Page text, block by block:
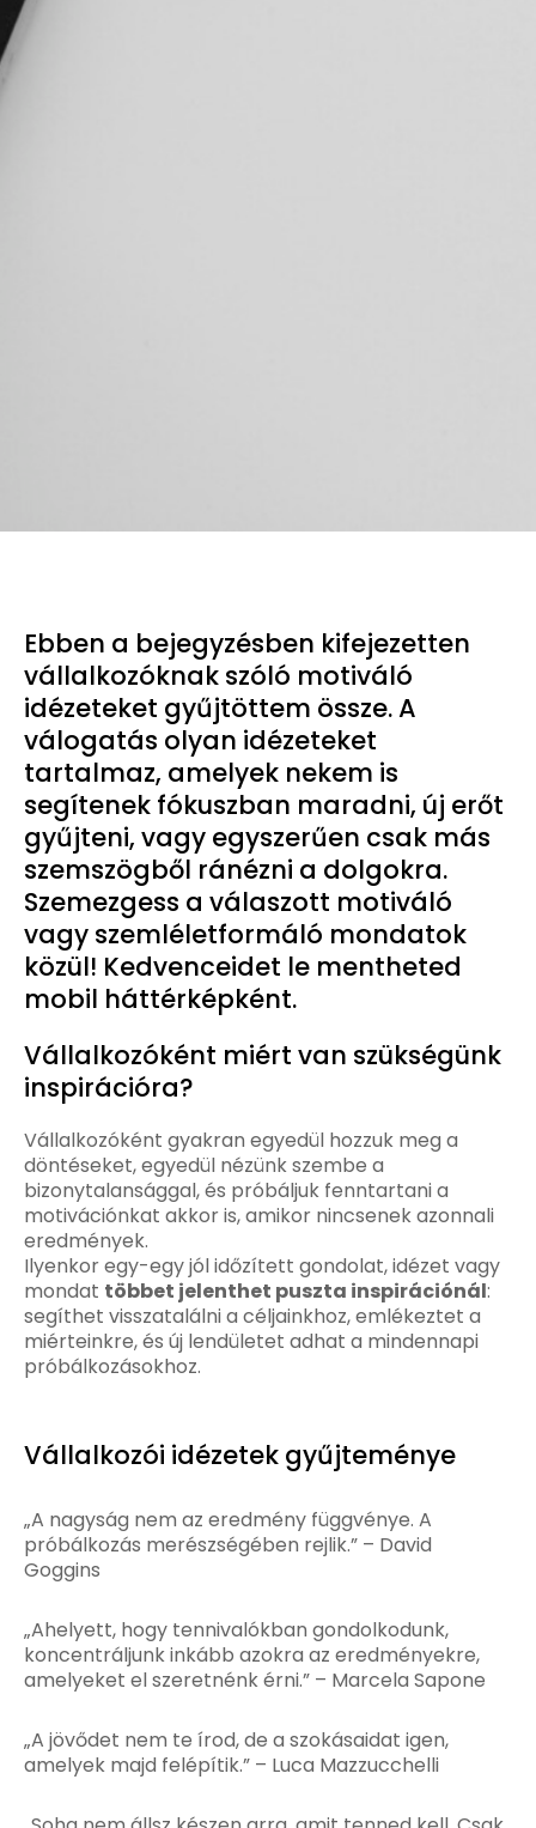
Ebben a bejegyzésben kifejezetten
vállalkozóknak szóló motiváló
idézeteket gyűjtöttem össze. A
válogatás olyan idézeteket
tartalmaz, amelyek nekem is
segítenek fókuszban maradni, új erőt
gyűjteni, vagy egyszerűen csak más
szemszögből ránézni a dolgokra.
Szemezgess a válaszott motiváló
vagy szemléletformáló mondatok
közül! Kedvenceidet le mentheted
mobil háttérképként.
Vállalkozóként miért van szükségünk
inspirációra?
Vállalkozóként gyakran egyedül hozzuk meg a
döntéseket, egyedül nézünk szembe a
bizonytalansággal, és próbáljuk fenntartani a
motivációnkat akkor is, amikor nincsenek azonnali
eredmények.
Ilyenkor egy-egy jól időzített gondolat, idézet vagy
mondat többet jelenthet puszta inspirációnál:
segíthet visszatalálni a céljainkhoz, emlékeztet a
miérteinkre, és új lendületet adhat a mindennapi
próbálkozásokhoz.
Vállalkozói idézetek gyűjteménye
„A nagyság nem az eredmény függvénye. A
próbálkozás merészségében rejlik.” – David
Goggins
„Ahelyett, hogy tennivalókban gondolkodunk,
koncentráljunk inkább azokra az eredményekre,
amelyeket el szeretnénk érni.” – Marcela Sapone
„A jövődet nem te írod, de a szokásaidat igen,
amelyek majd felépítik.” – Luca Mazzucchelli